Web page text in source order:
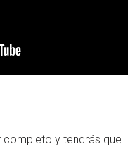
y tendrás que